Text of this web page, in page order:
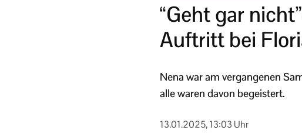
“Geht gar
Auftritt bei
Nena war am vergangenen
alle waren davon begeistert.
13.01.2025, 13:03 Uhr